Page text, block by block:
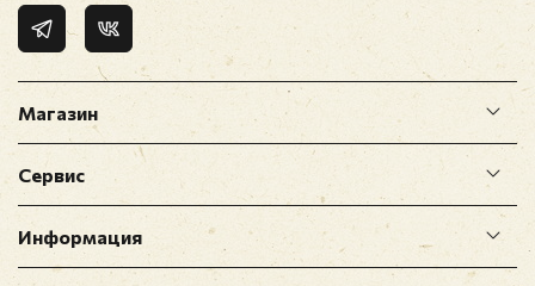
Магазин
Сервис
Информация